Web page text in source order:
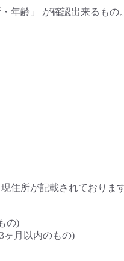
年齢」 が確認出来るも
住所が記載されておりま
の)
ヶ月以内のもの)